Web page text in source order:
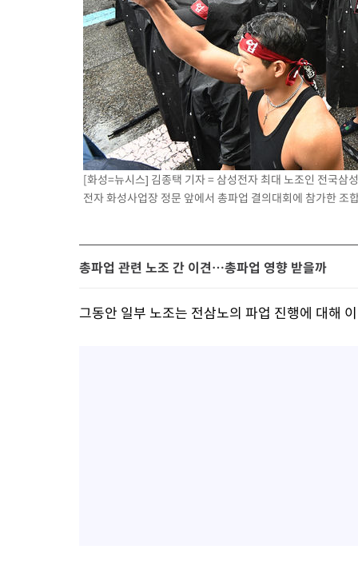
[화성=뉴시스] 김종택 기자 = 삼성전자 최대 노조인 전국
전자 화성사업장 정문 앞에서 총파업 결의대회에 참가한
총파업 관련 노조 간 이견…총파업 영향 받을까
그동안 일부 노조는 전삼노의 파업 진행에 대해